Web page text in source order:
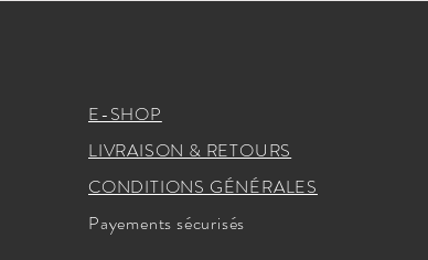
E-SHOP
LIVRAISON & RETOURS
CONDITIONS GÉNÉRALES
Payements sécurisés